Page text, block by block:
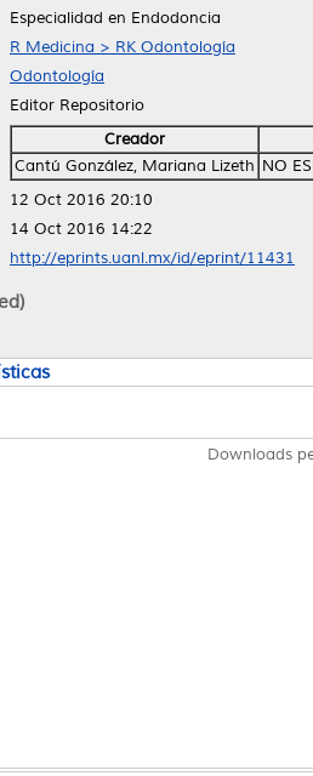
Especialidad en Endodoncia
R Medicina > RK Odontología
Odontología
Editor Repositorio
Creador
Cantú González, Mariana Lizeth NO
12 Oct 2016 20:10
14 Oct 2016 14:22
http://eprints.uanl.mx/id/eprint/11431
Downloads